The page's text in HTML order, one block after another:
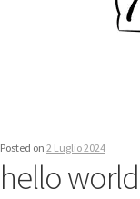
FIBBIA
Posted on 2 Luglio 2024
hello world